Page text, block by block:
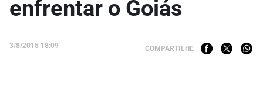
enfrentar o Goiás
3/8/2015 18:09 COMPARTILHE